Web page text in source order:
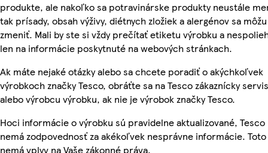
produkte, ale nakoľko sa potravinárske produkty neustále
tak prísady, obsah výživy, diétnych zložiek a alergénov sa môžu
zmeniť. Mali by ste si vždy prečítať etiketu výrobku a
len na informácie poskytnuté na webových stránkach.
Ak máte nejaké otázky alebo sa chcete poradiť o akýchkoľvek
výrobkoch značky Tesco, obráťte sa na Tesco zákaznícky
alebo výrobcu výrobku, ak nie je výrobok značky Tesco.
Hoci informácie o výrobku sú pravidelne aktualizované, Tesco
nemá zodpovednosť za akékoľvek nesprávne informácie. Toto
nemá vplyv na Vaše zákonné práva.